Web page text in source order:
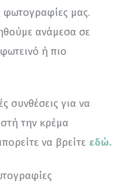
φωτογραφίες μας.
ανάμεσα σε
ή πιο
συνθέσεις για να
την κρέμα
να βρείτε εδώ.